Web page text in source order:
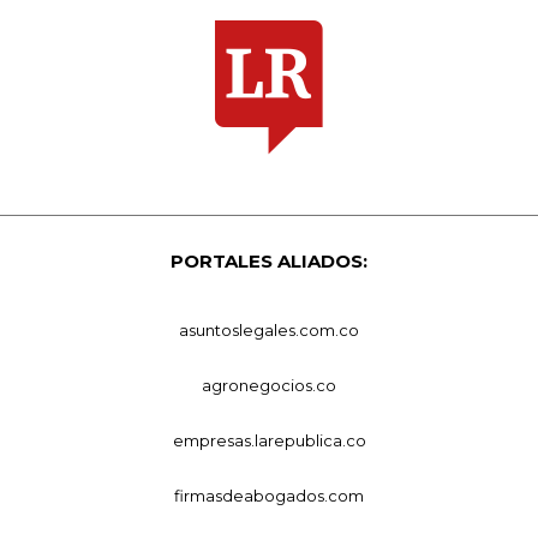
PORTALES ALIADOS:
asuntoslegales.com.co
agronegocios.co
empresas.larepublica.co
firmasdeabogados.com